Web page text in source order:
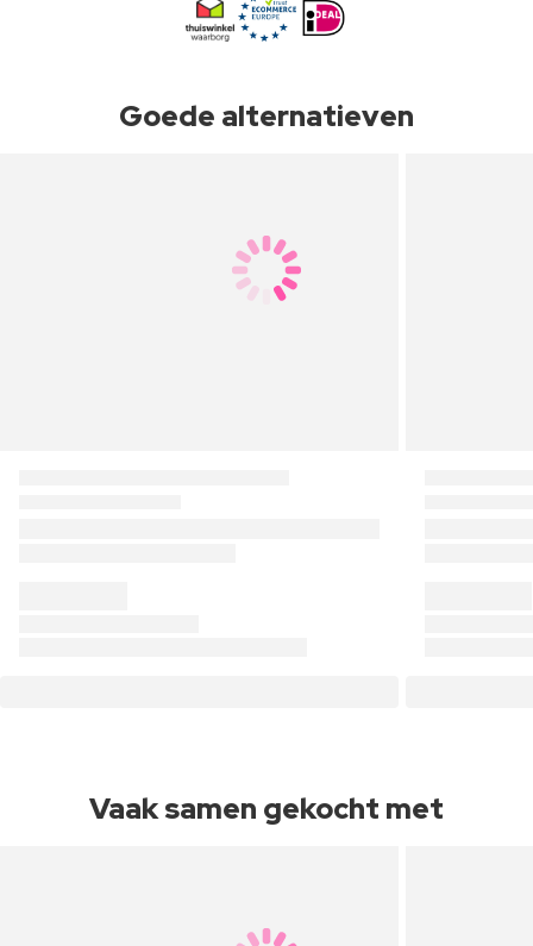
Goede alternatieven
Vaak samen gekocht met